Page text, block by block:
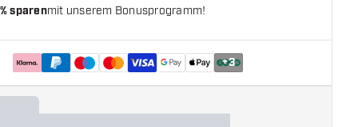
sparenmit unserem Bonusprogramm!
+3